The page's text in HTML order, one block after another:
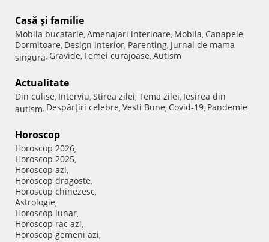
Casă şi familie
Mobila bucatarie, Amenajari interioare, Mobila, Canapele,
Dormitoare, Design interior, Parenting, Jurnal de mama
singura, Gravide, Femei curajoase, Autism
Actualitate
Din culise, Interviu, Stirea zilei, Tema zilei, Iesirea din
autism, Despărţiri celebre, Vesti Bune, Covid-19, Pandemie
Horoscop
Horoscop 2026,
Horoscop 2025,
Horoscop azi,
Horoscop dragoste,
Horoscop chinezesc,
Astrologie,
Horoscop lunar,
Horoscop rac azi,
Horoscop gemeni azi,